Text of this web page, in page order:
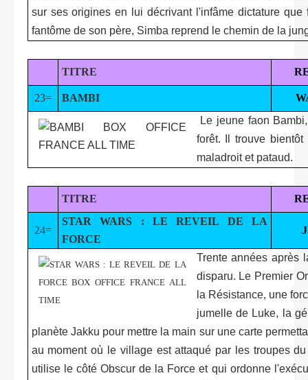
sur ses origines en lui décrivant l'infâme dictature
fantôme de son père, Simba reprend le chemin de la
TITRE
23= BAMBI
Le jeune faon
forêt. Il trouve
maladroit et pataud.
TITRE
24=
STAR WARS : LE REVEIL DE LA
FORCE
Trente années après
disparu. Le Premier
la Résistance, une
jumelle de Luke, la
planète Jakku pour mettre la main sur une carte
au moment où le village est attaqué par les troupes
utilise le côté Obscur de la Force et qui ordonne